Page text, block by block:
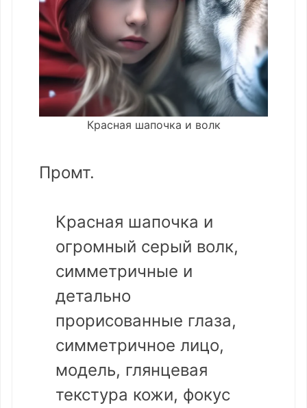
Красная шапочка и волк
Промт.
Красная шапочка и
огромный серый волк,
симметричные и
детально
прорисованные глаза,
симметричное лицо,
модель, глянцевая
текстура кожи, фокус